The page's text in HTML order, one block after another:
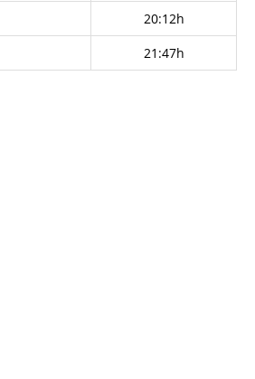
20:12h
21:47h